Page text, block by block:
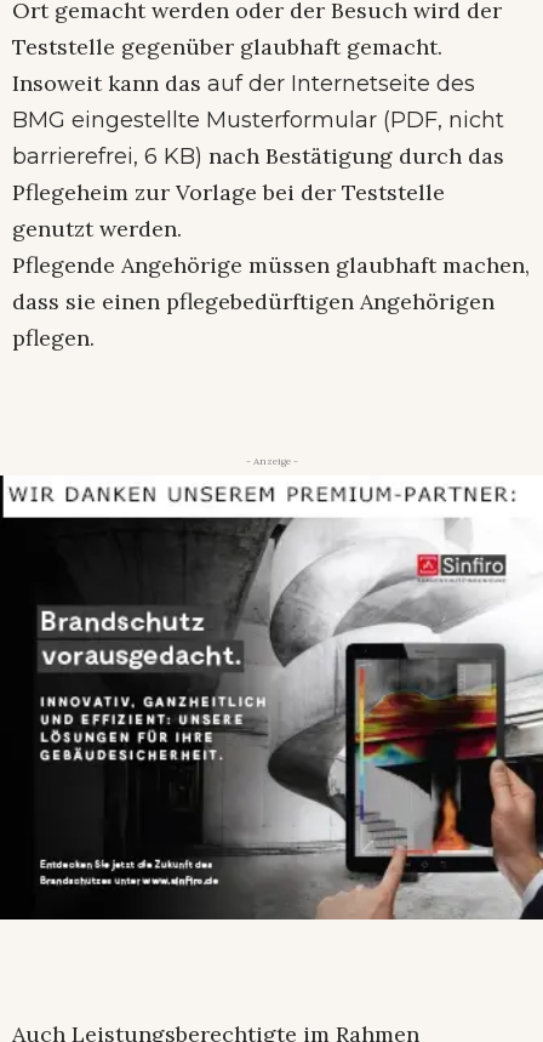
Ort gemacht werden oder der Besuch wird der
Teststelle gegenüber glaubhaft gemacht.
Insoweit kann das auf der Internetseite des
BMG eingestellte Musterformular (PDF, nicht
barrierefrei, 6 KB) nach Bestätigung durch das
Pflegeheim zur Vorlage bei der Teststelle
genutzt werden.
Pflegende Angehörige müssen glaubhaft machen,
dass sie einen pflegebedürftigen Angehörigen
pflegen.
- Anzeige -
Auch Leistungsberechtigte im Rahmen